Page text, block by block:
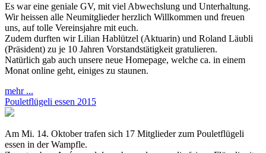
Es war eine geniale GV, mit viel Abwechslung und Unterhaltung.
Wir heissen alle Neumitglieder herzlich Willkommen und freuen
uns, auf tolle Vereinsjahre mit euch.
Zudem durften wir Lilian Hablützel (Aktuarin) und Roland Läubli
(Präsident) zu je 10 Jahren Vorstandstätigkeit gratulieren.
Natürlich gab auch unsere neue Homepage, welche ca. in einem
Monat online geht, einiges zu staunen.
mehr ...
Pouletflügeli essen 2015
Am Mi. 14. Oktober trafen sich 17 Mitglieder zum Pouletflügeli
essen in der Wampfle.